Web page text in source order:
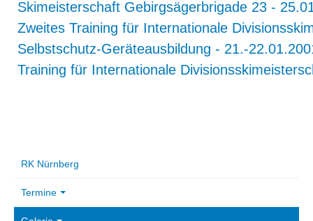
Skimeisterschaft Gebirgsägerbrigade 23 -
Zweites Training für Internationale
Selbstschutz-Geräteausbildung - 21.-
Training für Internationale
RK Nürnberg
Termine